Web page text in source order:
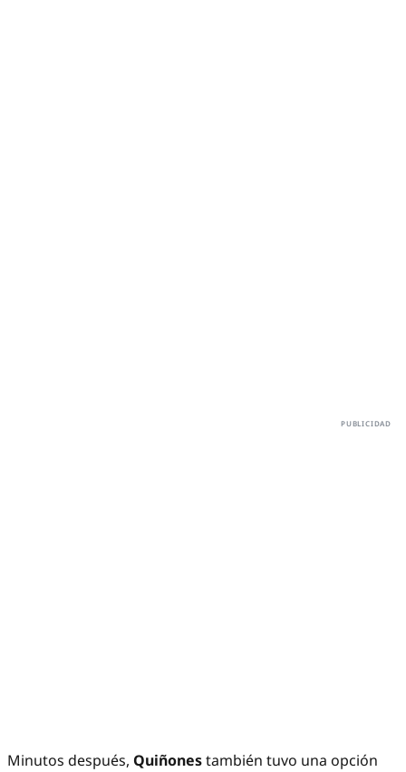
Minutos después, Quiñonestambién tuvo una opción